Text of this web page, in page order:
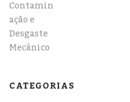
CATEGORIAS